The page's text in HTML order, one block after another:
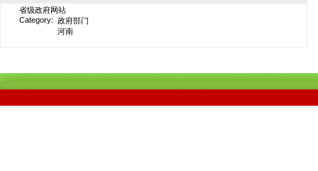
省级政府网站
Category: 政府部门
河南